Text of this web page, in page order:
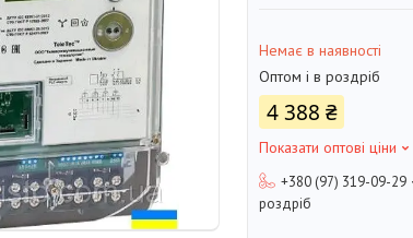
Немає в наявності
Оптом і в роздріб
4 388 ₴
Показати оптові ціни
+380 (97) 319-09-29
роздріб